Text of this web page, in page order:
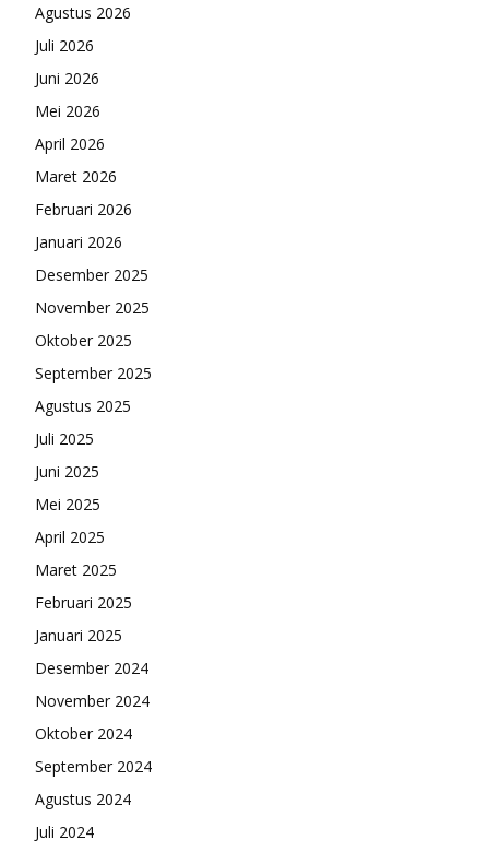
Agustus 2026
Juli 2026
Juni 2026
Mei 2026
April 2026
Maret 2026
Februari 2026
Januari 2026
Desember 2025
November 2025
Oktober 2025
September 2025
Agustus 2025
Juli 2025
Juni 2025
Mei 2025
April 2025
Maret 2025
Februari 2025
Januari 2025
Desember 2024
November 2024
Oktober 2024
September 2024
Agustus 2024
Juli 2024